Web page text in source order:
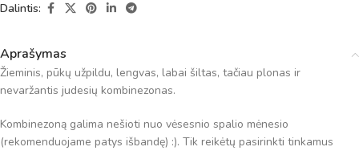
Dalintis:
Aprašymas
Žieminis, pūkų užpildu, lengvas, labai šiltas, tačiau plonas ir
nevaržantis judesių kombinezonas.
Kombinezoną galima nešioti nuo vėsesnio spalio mėnesio
(rekomenduojame patys išbandę) :). Tik reikėtų pasirinkti tinkamus